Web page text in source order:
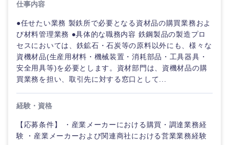
高知県
仕事内容
●任せたい業務 製鉄所で必要となる資材品の購買業務およ
び材料管理業務 ●具体的な職務内容 鉄鋼製品の製造プロ
セスにおいては、鉄鉱石・石炭等の原料以外にも、様々な
資機材品(生産用材料・機械装置・消耗部品・工具器具・
安全用具等)を必要とします。資材部門は、資機材品の購
買業務を担い、取引先に対する窓口として...
経験・資格
【応募条件】 ・産業メーカーにおける購買・調達業務経
験 ・産業メーカーおよび関連商社における営業業務経験